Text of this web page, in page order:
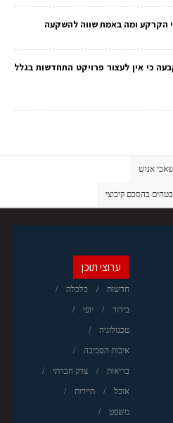
הקרקע ומה באמת שווה להשקעה
כי אין לעצור פרויקט התחדשות בגלל
אנוש
בהסכם קיבוצי
ערוצי תוכן
חדשות כלכלה
בידור יופי
טכנולוגיה
איכות הסביבה
בריאות צדק חברתי
אוכל תיירות
משפט